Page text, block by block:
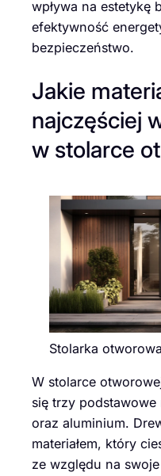
wpływa na estetykę
efektywność
bezpieczeństwo.
Jakie
najczęściej
w stolarce
Stolarka
W stolarce
się trzy podstawowe
oraz aluminium.
materiałem, który
ze względu na